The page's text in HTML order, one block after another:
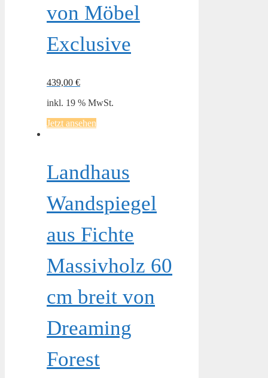
von Möbel
Exclusive
439,00 €
inkl. 19 % MwSt.
Jetzt ansehen
Landhaus
Wandspiegel
aus Fichte
Massivholz 60
cm breit von
Dreaming
Forest